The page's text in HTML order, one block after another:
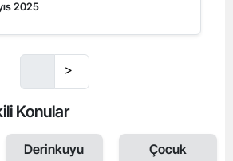
2025
>
Konular
Derinkuyu
Çocuk